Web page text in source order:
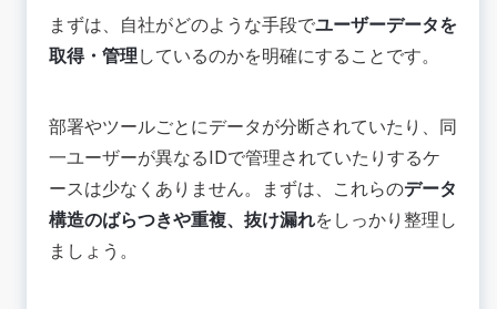
まずは、自社がどのような手段でユーザーデータを
取得・管理 しているのかを明確にすることです。
部署やツールごとにデータが分断されていたり、同
一ユーザーが異なるIDで管理されていたりするケ
ースは少なくありません。まずは、これらのデータ
構造のばらつきや重複、抜け漏れをしっかり整理し
ましょう。